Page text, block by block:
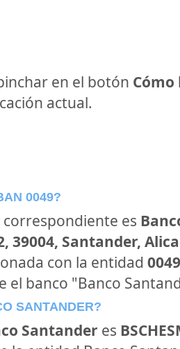
en el botón Cómo
actual.
0049?
correspondiente es
39004, Santander,
con la entidad 0049
banco "Banco
SANTANDER?
Santander es